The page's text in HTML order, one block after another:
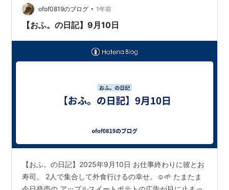
疲れ様でし…
ofof0819のブログ • 1年前
【おふ。の日記】9月10日
【おふ。の日記】2025年9月10日 お仕事終わりに彼とお
寿司。 2人で集合して外食行けるの幸せ。☺️🌱 たまたま